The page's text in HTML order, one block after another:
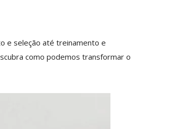
e seleção até treinamento e
como podemos transformar o